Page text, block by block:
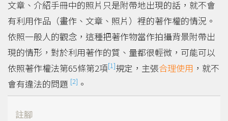
文章、介紹手冊中的照片只是附帶地出現的話，就不會
有利用作品（畫作、文章、照片）裡的著作權的情況。
依照一般人的觀念，這種把著作物當作拍攝背景附帶出
現的情形，對於利用著作的質、量都很輕微，可能可以
依照著作權法第65條第2項[1]規定，主張合理使用 ，就不
會有違法的問題 [2] 。
註腳